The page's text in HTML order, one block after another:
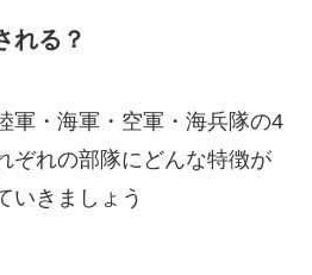
れる？
軍・海軍・空軍・海兵隊の4
ぞれの部隊にどんな特徴が
いきましょう